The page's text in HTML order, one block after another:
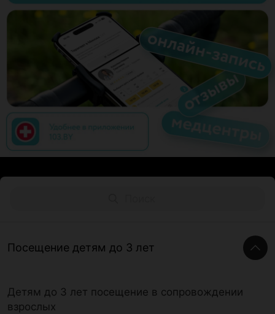
Посещение детям до 3 лет
Детям до 3 лет посещение в сопровождении
взрослых